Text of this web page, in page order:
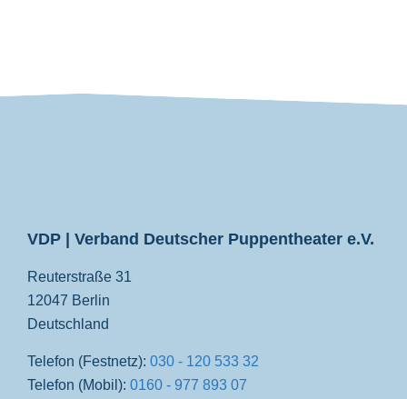
VDP | Verband Deutscher Puppentheater e.V.
Reuterstraße 31
12047 Berlin
Deutschland
Telefon (Festnetz): 030 - 120 533 32
Telefon (Mobil): 0160 - 977 893 07